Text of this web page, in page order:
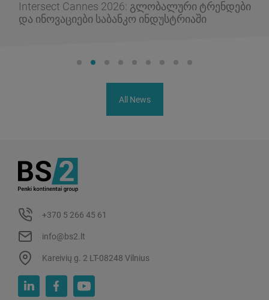
Intersect Cannes 2026: გლობალური ტრენდები
და ინოვაციები საბანკო ინდუსტრიაში
All News
+370 5 266 45 61
info@bs2.lt
Kareivių g. 2 LT-08248 Vilnius